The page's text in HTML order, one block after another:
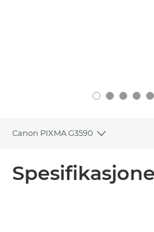
Canon PIXMA G3590
Toggle